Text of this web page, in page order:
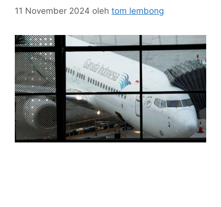
11 November 2024 oleh tom lembong